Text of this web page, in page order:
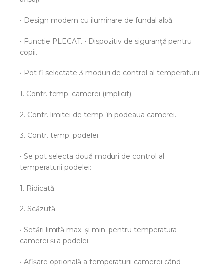
• Design modern cu iluminare de fundal albă.
• Funcţie PLECAT. • Dispozitiv de siguranţă pentru
copii.
• Pot fi selectate 3 moduri de control al temperaturii:
1. Contr. temp. camerei (implicit).
2. Contr. limitei de temp. în podeaua camerei.
3. Contr. temp. podelei.
• Se pot selecta două moduri de control al
temperaturii podelei:
1. Ridicată.
2. Scăzută.
• Setări limită max. şi min. pentru temperatura
camerei şi a podelei.
• Afişare opţională a temperaturii camerei când